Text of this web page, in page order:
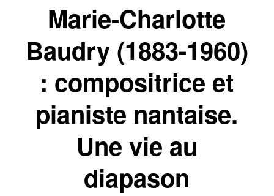
Marie-Charlotte
Baudry (1883-1960)
: compositrice et
pianiste nantaise.
Une vie au
diapason